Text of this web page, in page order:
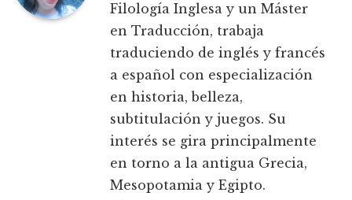
Filología Inglesa y un Máster
en Traducción, trabaja
traduciendo de inglés y francés
a español con especialización
en historia, belleza,
subtitulación y juegos. Su
interés se gira principalmente
en torno a la antigua Grecia,
Mesopotamia y Egipto.